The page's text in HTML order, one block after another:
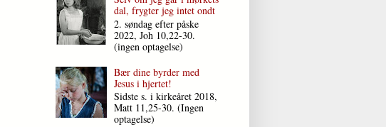
dal, frygter jeg intet ondt
2. søndag efter påske
2022, Joh 10,22-30.
(ingen optagelse)
Bær dine byrder med
Jesus i hjertet!
Sidste s. i kirkeåret 2018,
Matt 11,25-30. (Ingen
optagelse)